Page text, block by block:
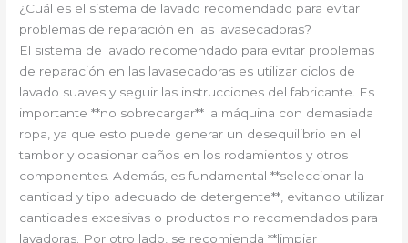
¿Cuál es el sistema de lavado recomendado para evitar
problemas de reparación en las lavasecadoras?
El sistema de lavado recomendado para evitar problemas
de reparación en las lavasecadoras es utilizar ciclos de
lavado suaves y seguir las instrucciones del fabricante. Es
importante **no sobrecargar** la máquina con demasiada
ropa, ya que esto puede generar un desequilibrio en el
tambor y ocasionar daños en los rodamientos y otros
componentes. Además, es fundamental **seleccionar la
cantidad y tipo adecuado de detergente**, evitando utilizar
cantidades excesivas o productos no recomendados para
lavadoras. Por otro lado, se recomienda **limpiar